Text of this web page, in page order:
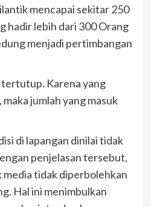
mencapai sekitar 250
hadir lebih dari 300 Orang
menjadi pertimbangan
tertutup. Karena yang
jumlah yang masuk
di lapangan dinilai tidak
penjelasan tersebut,
tidak diperbolehkan
Hal ini menimbulkan